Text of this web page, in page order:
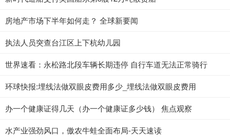
房地产市场下半年如何走？ 全球新要闻
执法人员突查台江区上下杭幼儿园
世界速看：永松路北段车辆长期违停 自行车道无法正常骑行
环球快报:埋线法做双眼皮费用多少_埋线法做双眼皮费用
办一个健康证得几天（办一个健康证多少钱） 焦点观察
水产业强劲风口，傲农牛蛙全面布局-天天速读